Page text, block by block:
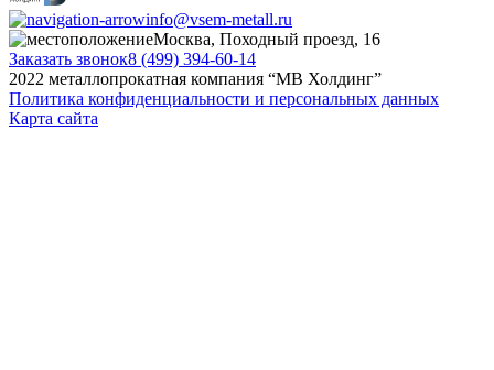
info@vsem-metall.ru
Москва, Походный проезд, 16
Заказать звонок8 (499) 394-60-14
2022 металлопрокатная компания “MB Холдинг”
Политика конфиденциальности и персональных данных
Карта сайта